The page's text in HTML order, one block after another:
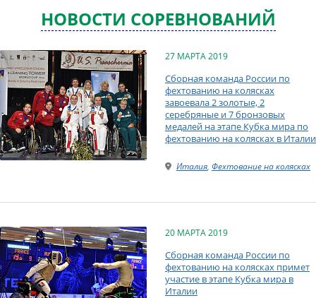
НОВОСТИ СОРЕВНОВАНИЙ
27 МАРТА 2019
Сборная команда России по
фехтованию на колясках
завоевала 2 золотые, 2
серебряные и 7 бронзовых
медалей на этапе Кубка мира по
фехтованию на колясках в Италии
Италия, Фехтование на колясках
20 МАРТА 2019
Сборная команда России по
фехтованию на колясках примет
участие в этапе Кубка мира в
Италии